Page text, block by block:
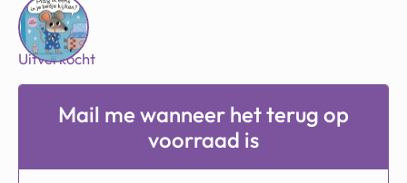
Uitverkocht
Mail me wanneer het terug op
voorraad is